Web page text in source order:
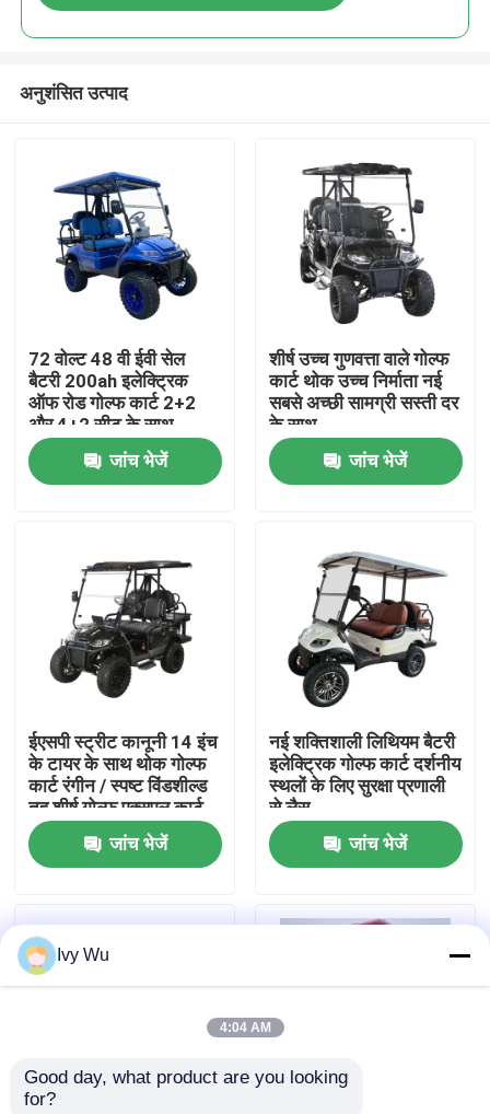
घर
हमारे बारे में
कारखाना भ्रमण
गुणवत्ता नियंत्रण
संपर्क करें
गोल्फ कार्ट साइड मिरर
गोल्फ कार्ट डैशबोर्ड
अनुशंसित उत्पाद
72 वोल्ट 48 वी ईवी सेल
बैटरी 200ah इलेक्ट्रिक
ऑफ रोड गोल्फ कार्ट 2+2
और 4+2 सीट के साथ
जांच भेजें
शीर्ष उच्च गुणवत्ता वाले गोल्फ
कार्ट थोक उच्च निर्माता नई
सबसे अच्छी सामग्री सस्ती दर
के साथ
जांच भेजें
ईएसपी स्ट्रीट कानूनी 14 इंच
के टायर के साथ थोक गोल्फ
कार्ट रंगीन / स्पष्ट विंडशील्ड
तह शीर्ष गोल्फ एक्सएल कार्ट
जांच भेजें
नई शक्तिशाली लिथियम बैटरी
इलेक्ट्रिक गोल्फ कार्ट दर्शनीय
स्थलों के लिए सुरक्षा प्रणाली
से लैस
जांच भेजें
Ivy Wu
4:04 AM
Good day, what product are you looking
for?